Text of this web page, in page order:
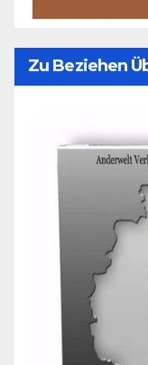
Zu Beziehen